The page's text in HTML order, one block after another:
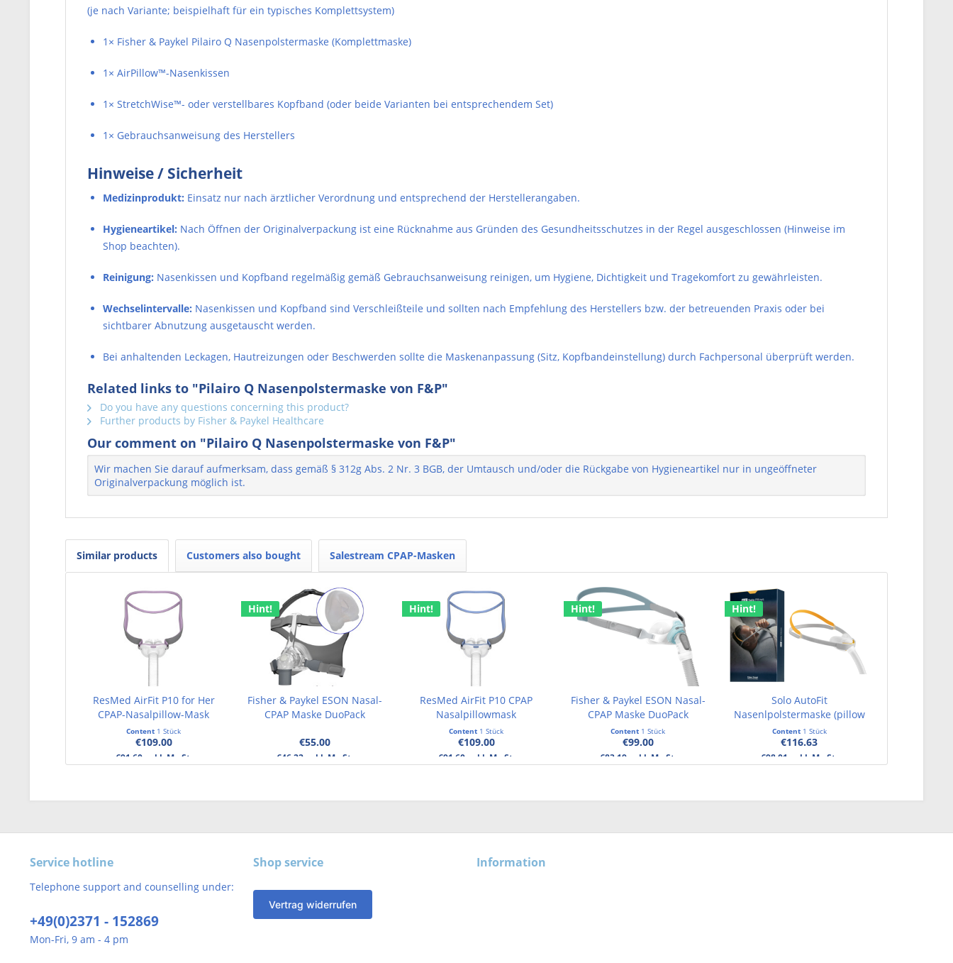
(je nach Variante; beispielhaft für ein typisches Komplettsystem)
1× Fisher & Paykel Pilairo Q Nasenpolstermaske (Komplettmaske)
1× AirPillow™-Nasenkissen
1× StretchWise™- oder verstellbares Kopfband (oder beide Varianten bei entsprechendem Set)
1× Gebrauchsanweisung des Herstellers
Hinweise / Sicherheit
Medizinprodukt: Einsatz nur nach ärztlicher Verordnung und entsprechend der Herstellerangaben.
Hygieneartikel: Nach Öffnen der Originalverpackung ist eine Rücknahme aus Gründen des Gesundheitsschutzes in der Regel ausgeschlossen (Hinweise im
Shop beachten).
Reinigung: Nasenkissen und Kopfband regelmäßig gemäß Gebrauchsanweisung reinigen, um Hygiene, Dichtigkeit und Tragekomfort zu gewährleisten.
Wechselintervalle: Nasenkissen und Kopfband sind Verschleißteile und sollten nach Empfehlung des Herstellers bzw. der betreuenden Praxis oder bei
sichtbarer Abnutzung ausgetauscht werden.
Bei anhaltenden Leckagen, Hautreizungen oder Beschwerden sollte die Maskenanpassung (Sitz, Kopfbandeinstellung) durch Fachpersonal überprüft werden.
Related links to "Pilairo Q Nasenpolstermaske von F&P"
Do you have any questions concerning this product?
Further products by Fisher & Paykel Healthcare
Our comment on "Pilairo Q Nasenpolstermaske von F&P"
Wir machen Sie darauf aufmerksam, dass gemäß § 312g Abs. 2 Nr. 3 BGB, der Umtausch und/oder die Rückgabe von Hygieneartikel nur in ungeöffneter
Originalverpackung möglich ist.
Similar products Customers also bought Salestream CPAP-Masken
ResMed AirFit P10 for Her
CPAP-Nasalpillow-Mask
Content 1 Stück
€109.00
€91.60 exkl. MwSt.
Hint!
Fisher & Paykel ESON Nasal-
CPAP Maske DuoPack
€55.00
€46.22 exkl. MwSt.
Hint!
ResMed AirFit P10 CPAP
Nasalpillowmask
Content 1 Stück
€109.00
€91.60 exkl. MwSt.
Hint!
Fisher & Paykel ESON Nasal-
CPAP Maske DuoPack
Content 1 Stück
€99.00
€83.19 exkl. MwSt.
Hint!
Solo AutoFit
Nasenlpolstermaske (pillow
mask)
Content 1 Stück
€116.63
€98.01 exkl. MwSt.
Service hotline
Telephone support and counselling under:
+49(0)2371 - 152869
Mon-Fri, 9 am - 4 pm
Shop service
Vertrag widerrufen
Information